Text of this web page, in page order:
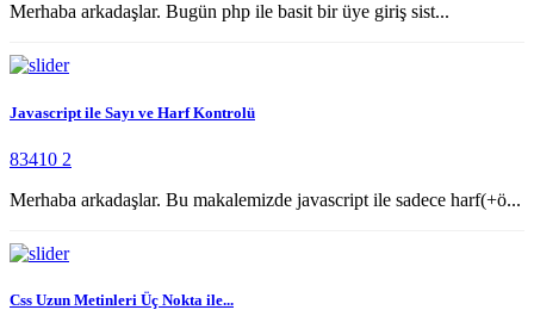
Merhaba arkadaşlar. Bugün php ile basit bir üye giriş sist...
Javascript ile Sayı ve Harf Kontrolü
83410 2
Merhaba arkadaşlar. Bu makalemizde javascript ile sadece harf(+ö...
Css Uzun Metinleri Üç Nokta ile...